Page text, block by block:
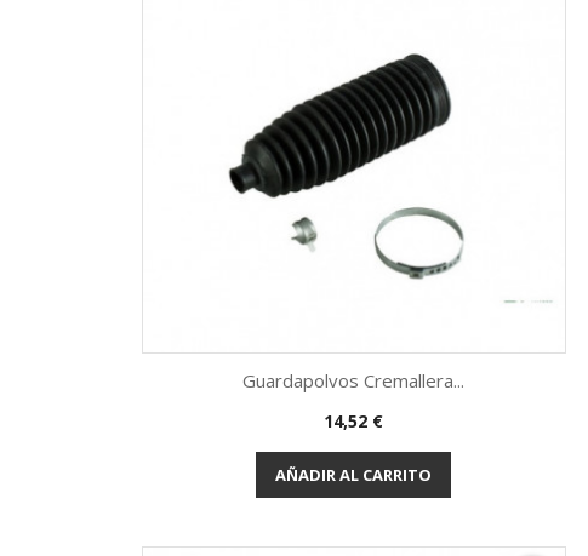
Vista rápida
Guardapolvos Cremallera...
Precio
14,52 €
AÑADIR AL CARRITO